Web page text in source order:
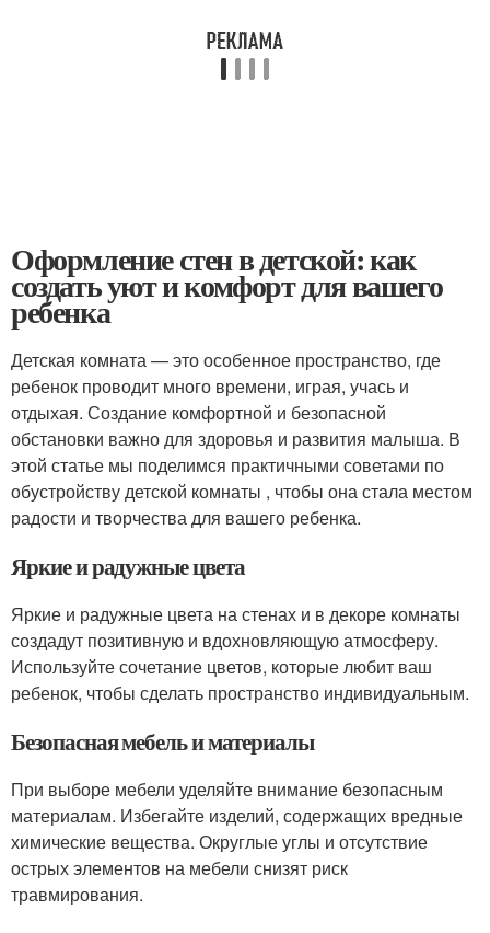
Оформление стен в детской: как
создать уют и комфорт для вашего
ребенка
Детская комната — это особенное пространство, где
ребенок проводит много времени, играя, учась и
отдыхая. Создание комфортной и безопасной
обстановки важно для здоровья и развития малыша. В
этой статье мы поделимся практичными советами по
обустройству детской комнаты , чтобы она стала местом
радости и творчества для вашего ребенка.
Яркие и радужные цвета
Яркие и радужные цвета на стенах и в декоре комнаты
создадут позитивную и вдохновляющую атмосферу.
Используйте сочетание цветов, которые любит ваш
ребенок, чтобы сделать пространство индивидуальным.
Безопасная мебель и материалы
При выборе мебели уделяйте внимание безопасным
материалам. Избегайте изделий, содержащих вредные
химические вещества. Округлые углы и отсутствие
острых элементов на мебели снизят риск
травмирования.